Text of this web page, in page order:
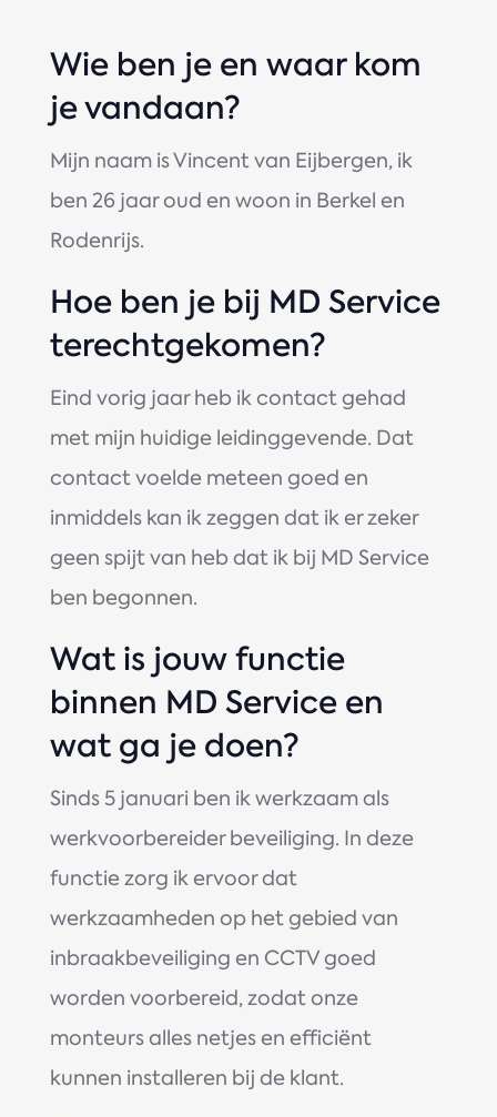
Wie ben je en waar kom
je vandaan?
Mijn naam is Vincent van Eijbergen, ik
ben 26 jaar oud en woon in Berkel en
Rodenrijs.
Hoe ben je bij MD Service
terechtgekomen?
Eind vorig jaar heb ik contact gehad
met mijn huidige leidinggevende. Dat
contact voelde meteen goed en
inmiddels kan ik zeggen dat ik er zeker
geen spijt van heb dat ik bij MD Service
ben begonnen.
Wat is jouw functie
binnen MD Service en
wat ga je doen?
Sinds 5 januari ben ik werkzaam als
werkvoorbereider beveiliging. In deze
functie zorg ik ervoor dat
werkzaamheden op het gebied van
inbraakbeveiliging en CCTV goed
worden voorbereid, zodat onze
monteurs alles netjes en efficiënt
kunnen installeren bij de klant.